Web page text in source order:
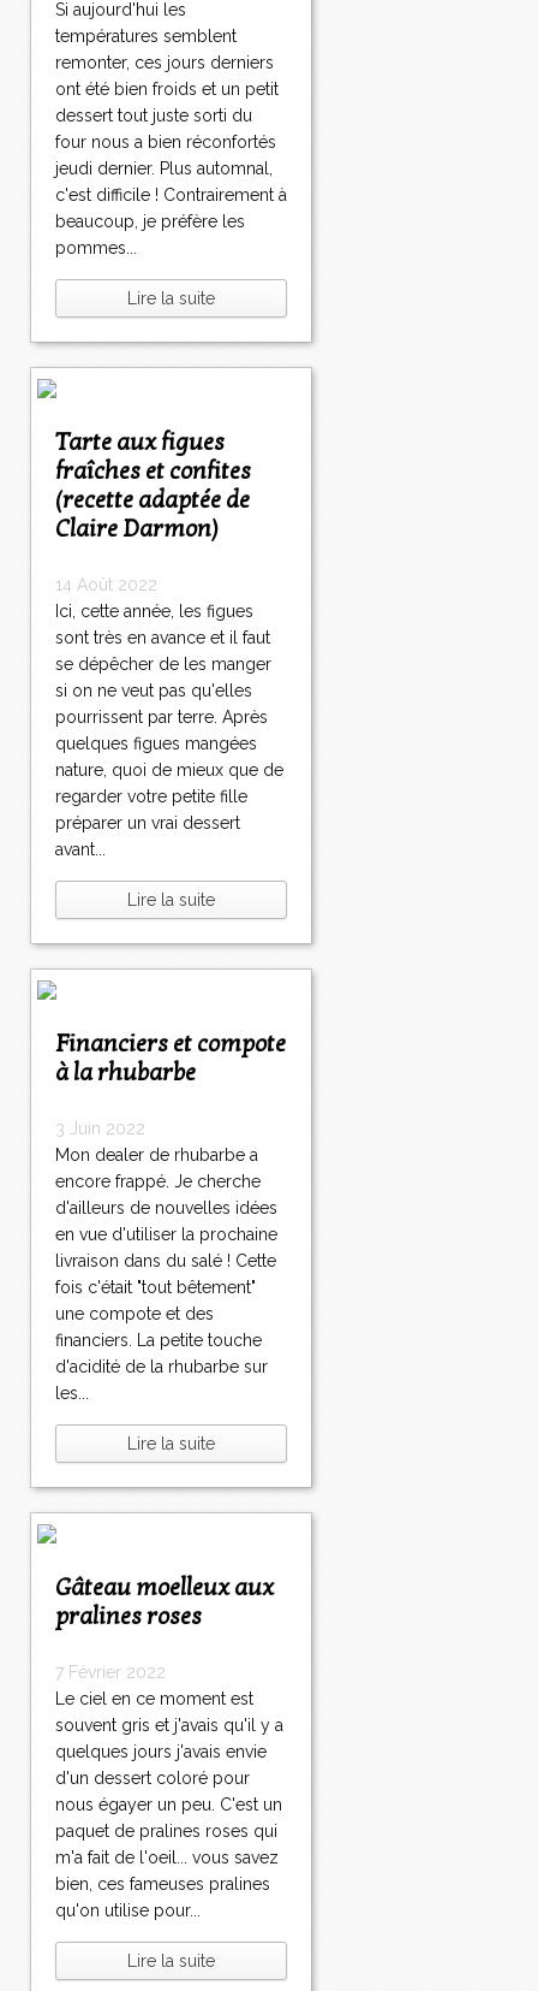
Si aujourd'hui les
températures semblent
remonter, ces jours derniers
ont été bien froids et un petit
dessert tout juste sorti du
four nous a bien réconfortés
jeudi dernier. Plus automnal,
c'est difficile ! Contrairement à
beaucoup, je préfère les
pommes...
Lire la suite
Tarte aux figues
fraîches et confites
(recette adaptée de
Claire Darmon)
14 Août 2022
Ici, cette année, les figues
sont très en avance et il faut
se dépêcher de les manger
si on ne veut pas qu'elles
pourrissent par terre. Après
quelques figues mangées
nature, quoi de mieux que de
regarder votre petite fille
préparer un vrai dessert
avant...
Lire la suite
Financiers et compote
à la rhubarbe
3 Juin 2022
Mon dealer de rhubarbe a
encore frappé. Je cherche
d'ailleurs de nouvelles idées
en vue d'utiliser la prochaine
livraison dans du salé ! Cette
fois c'était "tout bêtement"
une compote et des
financiers. La petite touche
d'acidité de la rhubarbe sur
les...
Lire la suite
Gâteau moelleux aux
pralines roses
7 Février 2022
Le ciel en ce moment est
souvent gris et j'avais qu'il y a
quelques jours j'avais envie
d'un dessert coloré pour
nous égayer un peu. C'est un
paquet de pralines roses qui
m'a fait de l'oeil... vous savez
bien, ces fameuses pralines
qu'on utilise pour...
Lire la suite